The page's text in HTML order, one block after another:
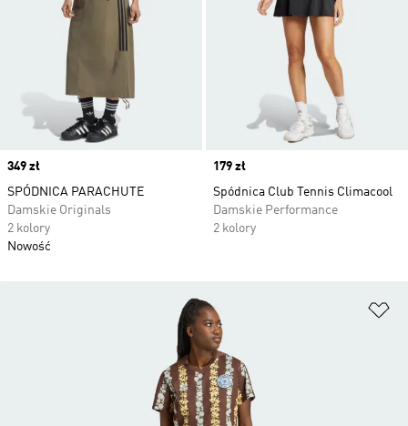
Price
349 zł
SPÓDNICA PARACHUTE
Damskie Originals
2 kolory
Nowość
Price
179 zł
Spódnica Club Tennis Climacool
Damskie Performance
2 kolory